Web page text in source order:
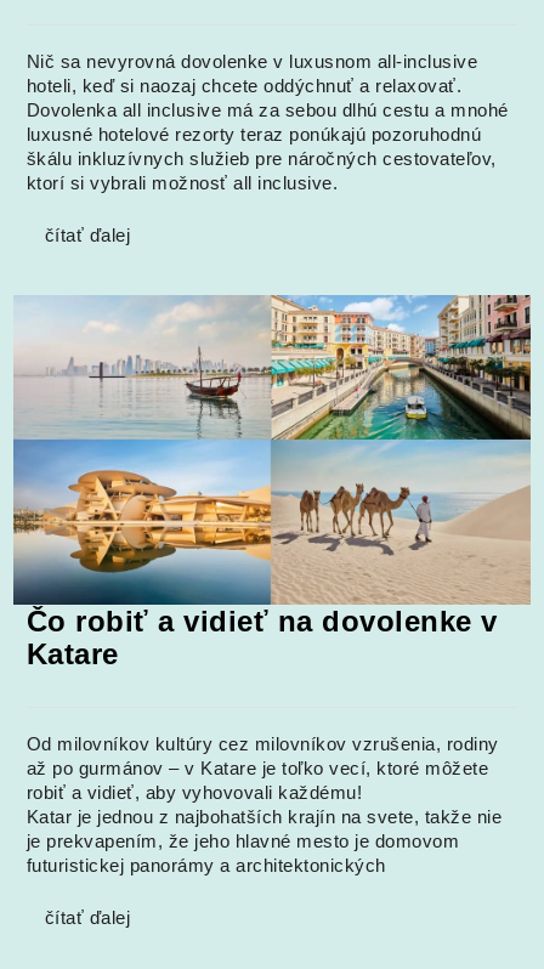
Nič sa nevyrovná dovolenke v luxusnom all-inclusive
hoteli, keď si naozaj chcete oddýchnuť a relaxovať.
Dovolenka all inclusive má za sebou dlhú cestu a mnohé
luxusné hotelové rezorty teraz ponúkajú pozoruhodnú
škálu inkluzívnych služieb pre náročných cestovateľov,
ktorí si vybrali možnosť all inclusive.
čítať ďalej
Čo robiť a vidieť na dovolenke v
Katare
Od milovníkov kultúry cez milovníkov vzrušenia, rodiny
až po gurmánov – v Katare je toľko vecí, ktoré môžete
robiť a vidieť, aby vyhovovali každému!
Katar je jednou z najbohatších krajín na svete, takže nie
je prekvapením, že jeho hlavné mesto je domovom
futuristickej panorámy a architektonických
čítať ďalej